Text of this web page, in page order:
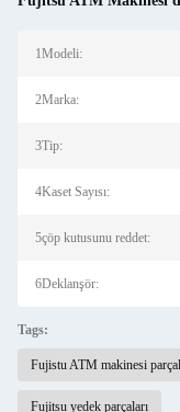
1Modeli:
2Marka:
3Tip:
4Kaset Sayısı:
5çöp kutusunu reddet:
6Deklanşör:
Tags:
Fujistu ATM makinesi
Fujitsu yedek parçaları